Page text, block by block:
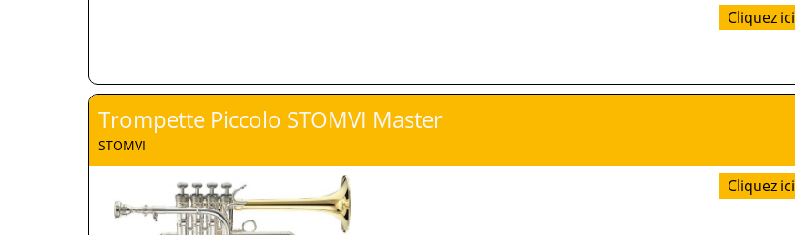
Cliquez ici
Trompette Piccolo STOMVI Master
STOMVI
Cliquez ici